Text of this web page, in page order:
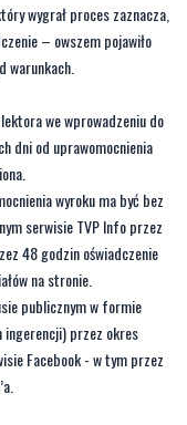
wygrał proces zaznacza,
– owszem pojawiło
warunkach.
we wprowadzeniu do
dni od uprawomocnienia
wyroku ma być bez
serwisie TVP Info przez
48 godzin oświadczenie
na stronie.
publicznym w formie
ingerencji) przez okres
Facebook - w tym przez